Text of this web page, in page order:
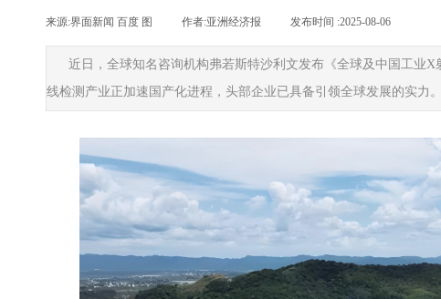
来源:界面新闻 百度 图 作者:亚洲经济报 发布时间 :2025-08-06
近日，全球知名咨询机构弗若斯特沙利文发布《全球及中国工业
线检测产业正加速国产化进程，头部企业已具备引领全球发展的实力。